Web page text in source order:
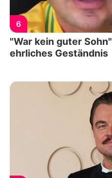
6
"War kein guter
ehrliches Geständnis